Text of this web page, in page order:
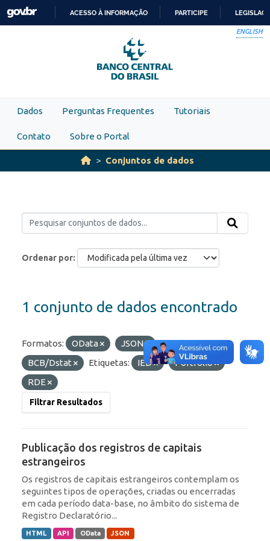
Skip to main content
PARA
O
CONTEÚDO
ACESSO À INFORMAÇÃO PARTICIPE
ENGLISH
Dados Perguntas Frequentes Tutoriais
Contato Sobre o Portal
Conjuntos de dados
Ordenar por
1 conjunto de dados encontrado
Formatos: OData JSON
Organizações:
BCB/Dstat
Etiquetas: IED
Portfólio
RDE
Filtrar Resultados
Publicação dos registros de capitais
estrangeiros
Os registros de capitais estrangeiros contemplam os
seguintes tipos de operações, criadas ou encerradas
em cada período data-base, no âmbito do sistema de
Registro Declaratório...
HTML API OData JSON